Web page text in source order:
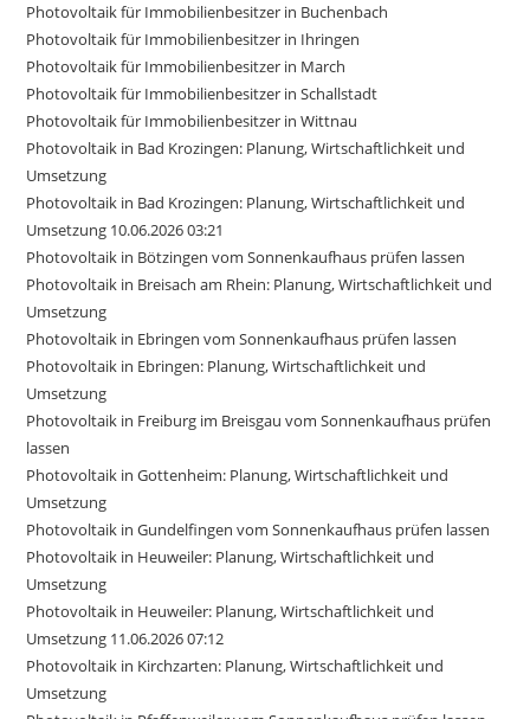
Photovoltaik für Immobilienbesitzer in Buchenbach
Photovoltaik für Immobilienbesitzer in Ihringen
Photovoltaik für Immobilienbesitzer in March
Photovoltaik für Immobilienbesitzer in Schallstadt
Photovoltaik für Immobilienbesitzer in Wittnau
Photovoltaik in Bad Krozingen: Planung, Wirtschaftlichkeit und
Umsetzung
Photovoltaik in Bad Krozingen: Planung, Wirtschaftlichkeit und
Umsetzung 10.06.2026 03:21
Photovoltaik in Bötzingen vom Sonnenkaufhaus prüfen lassen
Photovoltaik in Breisach am Rhein: Planung, Wirtschaftlichkeit und
Umsetzung
Photovoltaik in Ebringen vom Sonnenkaufhaus prüfen lassen
Photovoltaik in Ebringen: Planung, Wirtschaftlichkeit und
Umsetzung
Photovoltaik in Freiburg im Breisgau vom Sonnenkaufhaus prüfen
lassen
Photovoltaik in Gottenheim: Planung, Wirtschaftlichkeit und
Umsetzung
Photovoltaik in Gundelfingen vom Sonnenkaufhaus prüfen lassen
Photovoltaik in Heuweiler: Planung, Wirtschaftlichkeit und
Umsetzung
Photovoltaik in Heuweiler: Planung, Wirtschaftlichkeit und
Umsetzung 11.06.2026 07:12
Photovoltaik in Kirchzarten: Planung, Wirtschaftlichkeit und
Umsetzung